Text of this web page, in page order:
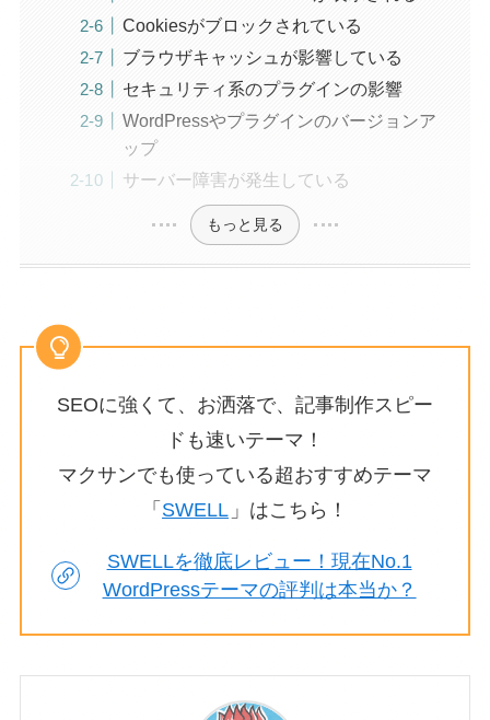
Cookiesがブロックされている
ブラウザキャッシュが影響している
セキュリティ系のプラグインの影響
WordPressやプラグインのバージョンア
ップ
サーバー障害が発生している
もっと見る
SEOに強くて、お洒落で、記事制作スピー
ドも速いテーマ！
マクサンでも使っている超おすすめテーマ
「 SWELL 」はこちら！
SWELLを徹底レビュー！現在No.1
WordPressテーマの評判は本当か？